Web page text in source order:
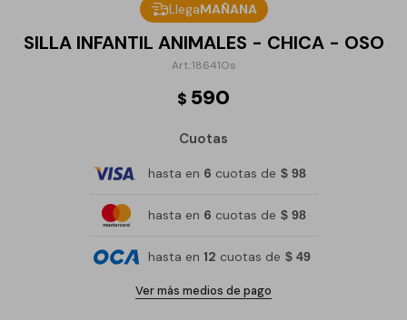
LlegaMAÑANA
SILLA INFANTIL ANIMALES - CHICA - OSO
18641Os
$ 590
Cuotas
hasta en 6 cuotas de $ 98
hasta en 6 cuotas de $ 98
hasta en 12 cuotas de $ 49
Ver más medios de pago